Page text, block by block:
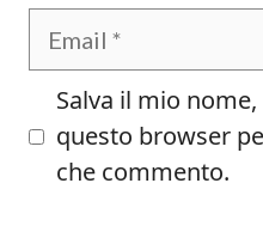
Email
Salva il mio
questo browser
che commento.